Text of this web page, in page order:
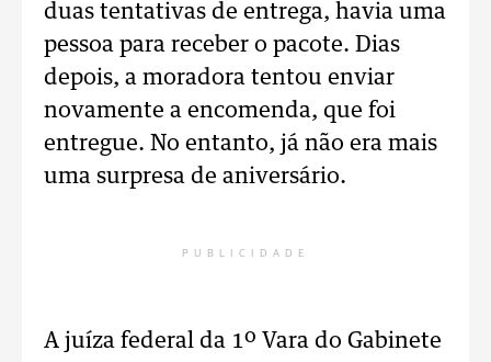
duas tentativas de entrega, havia uma
pessoa para receber o pacote. Dias
depois, a moradora tentou enviar
novamente a encomenda, que foi
entregue. No entanto, já não era mais
uma surpresa de aniversário.
PUBLICIDADE
A juíza federal da 1º Vara do Gabinete